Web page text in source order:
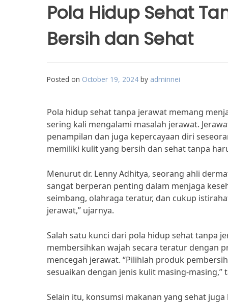
Pola Hidup Sehat
Bersih dan Sehat
Posted on October 19, 2024 by adminnei
Pola hidup sehat tanpa jerawat memang
sering kali mengalami masalah jerawat.
penampilan dan juga kepercayaan diri
memiliki kulit yang bersih dan sehat tanpa
Menurut dr. Lenny Adhitya, seorang ahli
sangat berperan penting dalam menjaga
seimbang, olahraga teratur, dan cukup
jerawat,” ujarnya.
Salah satu kunci dari pola hidup sehat tanpa
membersihkan wajah secara teratur dengan
mencegah jerawat. “Pilihlah produk
sesuaikan dengan jenis kulit masing-masing,”
Selain itu, konsumsi makanan yang sehat